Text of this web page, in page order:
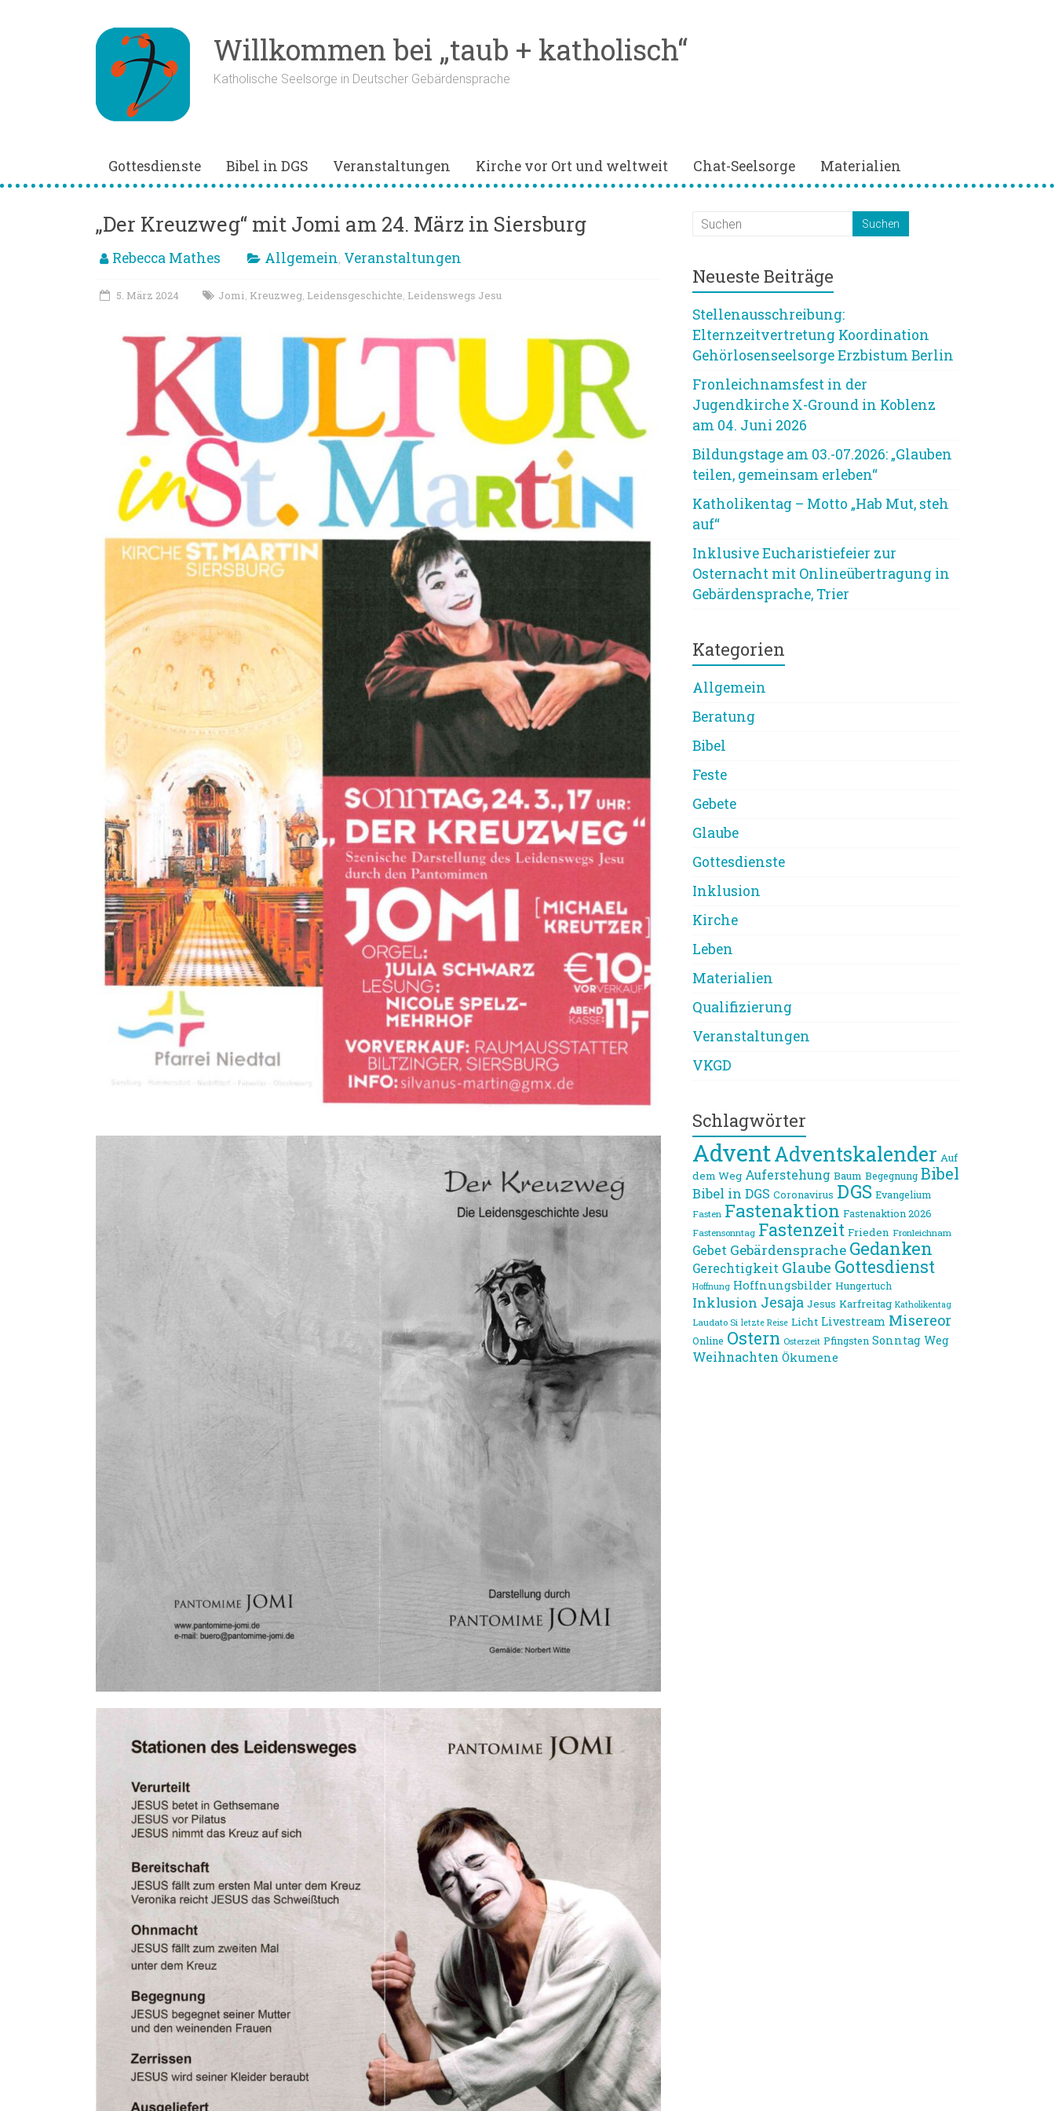
Willkommen bei „taub + katholisch“
Katholische Seelsorge in Deutscher Gebärdensprache
Gottesdienste Bibel in DGS Veranstaltungen Kirche vor Ort und weltweit Chat-Seelsorge Materialien
„Der Kreuzweg“ mit Jomi am 24. März in Siersburg
Rebecca Mathes Allgemein, Veranstaltungen
5. März 2024 Jomi, Kreuzweg, Leidensgeschichte, Leidenswegs Jesu
Neueste Beiträge
Stellenausschreibung:
Elternzeitvertretung Koordination
Gehörlosenseelsorge Erzbistum Berlin
Fronleichnamsfest in der
Jugendkirche X-Ground in Koblenz
am 04. Juni 2026
Bildungstage am 03.-07.2026: „Glauben
teilen, gemeinsam erleben“
Katholikentag – Motto „Hab Mut, steh
auf“
Inklusive Eucharistiefeier zur
Osternacht mit Onlineübertragung in
Gebärdensprache, Trier
Kategorien
Allgemein
Beratung
Bibel
Feste
Gebete
Glaube
Gottesdienste
Inklusion
Kirche
Leben
Materialien
Qualifizierung
Veranstaltungen
VKGD
Schlagwörter
AdventAdventskalender Auf
dem Weg Auferstehung Baum Begegnung Bibel
Bibel in DGS Coronavirus DGS Evangelium
Fasten Fastenaktion Fastenaktion 2026
Fastensonntag Fastenzeit Frieden Fronleichnam
Gebet Gebärdensprache Gedanken
Gerechtigkeit Glaube Gottesdienst
Hoffnung Hoffnungsbilder Hungertuch
Inklusion Jesaja Jesus Karfreitag Katholikentag
Laudato Si letzte Reise Licht Livestream Misereor
Online Ostern Osterzeit Pfingsten Sonntag Weg
Weihnachten Ökumene